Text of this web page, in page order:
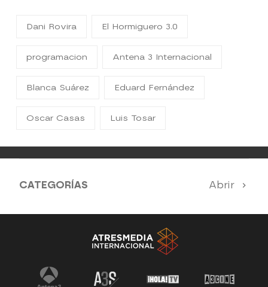
Dani Rovira El Hormiguero 3.0
programacion Antena 3 Internacional
Blanca Suárez Eduard Fernández
Oscar Casas Luis Tosar
CATEGORÍAS Abrir
Antena 3 Noticias El Hormiguero
Tu cara me suena Pasapalabra